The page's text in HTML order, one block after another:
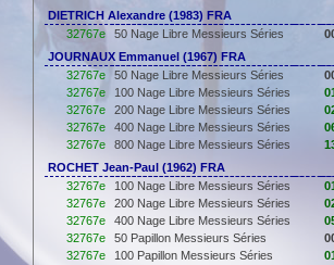
DIETRICH Alexandre (1983) FRA
32767e
50 Nage Libre Messieurs Séries
JOURNAUX Emmanuel (1967) FRA
32767e
50 Nage Libre Messieurs Séries
32767e
100 Nage Libre Messieurs Séries
32767e
200 Nage Libre Messieurs Séries
32767e
400 Nage Libre Messieurs Séries
32767e
800 Nage Libre Messieurs Séries
ROCHET Jean-Paul (1962) FRA
32767e
100 Nage Libre Messieurs Séries
32767e
200 Nage Libre Messieurs Séries
32767e
400 Nage Libre Messieurs Séries
32767e
50 Papillon Messieurs Séries
32767e
100 Papillon Messieurs Séries